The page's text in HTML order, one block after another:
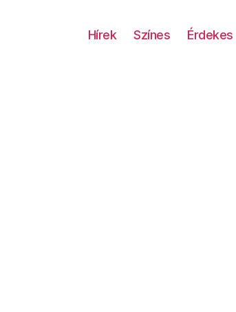
Hírek Színes Érdekes